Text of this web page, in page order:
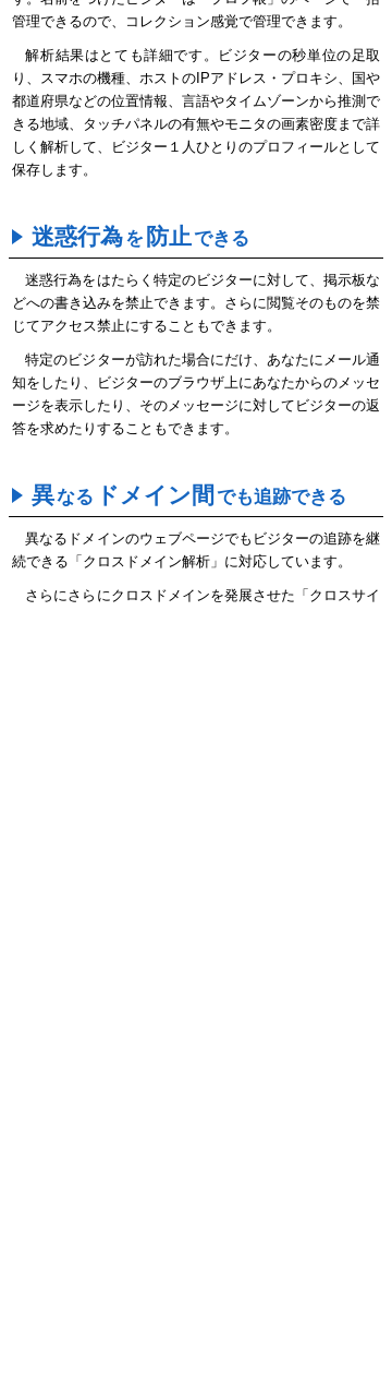
管理できるので、コレクション感覚で管理できます。
解析結果はとても詳細です。ビジターの秒単位の足取
り、スマホの機種、ホストのIPアドレス・プロキシ、国や
都道府県などの位置情報、言語やタイムゾーンから推測で
きる地域、タッチパネルの有無やモニタの画素密度まで詳
しく解析して、ビジター１人ひとりのプロフィールとして
保存します。
迷惑行為を 防止できる
迷惑行為をはたらく特定のビジターに対して、掲示板な
どへの書き込みを禁止できます。さらに閲覧そのものを禁
じてアクセス禁止にすることもできます。
特定のビジターが訪れた場合にだけ、あなたにメール通
知をしたり、ビジターのブラウザ上にあなたからのメッセ
ージを表示したり、そのメッセージに対してビジターの返
答を求めたりすることもできます。
異なる ドメイン間 でも追跡できる
異なるドメインのウェブページでもビジターの追跡を継
続できる「クロスドメイン解析」に対応しています。
さらにさらにクロスドメインを発展させた「クロスサイ